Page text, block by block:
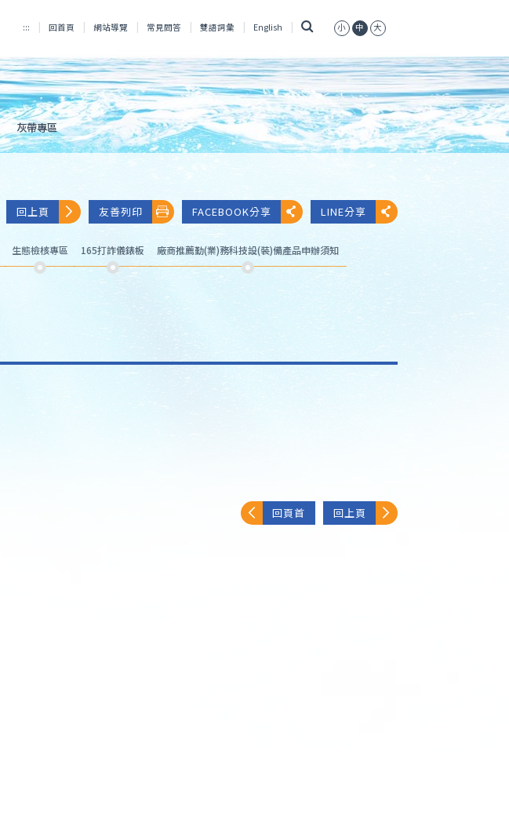
::: 回首頁 網站導覽 常見問答 雙語詞彙 English 小 中 大
灰帶專區
回上頁 友善列印 FACEBOOK分享 LINE分享
生態檢核專區 165打詐儀錶板 廠商推薦勤(業)務科技設(裝)備產品申辦須知
回頁首 回上頁